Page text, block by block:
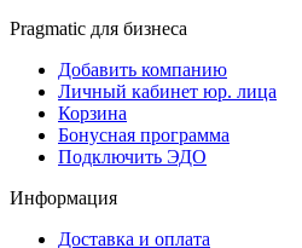
Pragmatic для бизнеса
Добавить компанию
Личный кабинет юр. лица
Корзина
Бонусная программа
Подключить ЭДО
Информация
Доставка и оплата